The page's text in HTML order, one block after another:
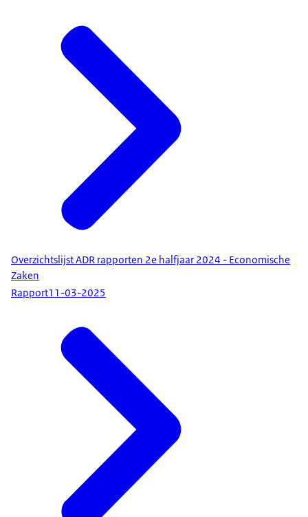
Overzichtslijst ADR rapporten 2e halfjaar 2024 - Economische
Zaken
Rapport11-03-2025